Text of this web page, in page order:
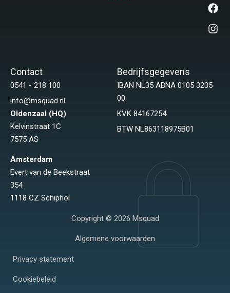
Contact
0541 - 218 100
info@msquad.nl
Oldenzaal (HQ)
Kelvinstraat 1C
7575 AS
Amsterdam
Evert van de Beekstraat
354
1118 CZ Schiphol
Bedrijfsgegevens
IBAN NL35 ABNA 0105 3235
00
KVK 84167254
BTW NL863118975B01
Copyright © 2026 Msquad
Algemene voorwaarden
Privacy statement
Cookiebeleid